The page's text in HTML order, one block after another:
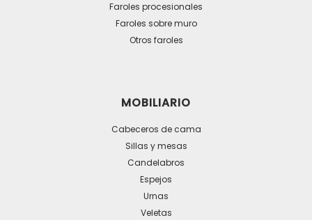
Faroles procesionales
Faroles sobre muro
Otros faroles
MOBILIARIO
Cabeceros de cama
Sillas y mesas
Candelabros
Espejos
Urnas
Veletas